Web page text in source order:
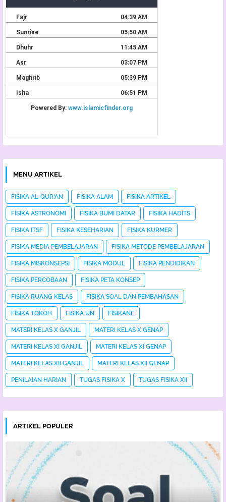
MENU ARTIKEL
FISIKA AL-QUR'AN FISIKA ALAM FISIKA ARTIKEL
FISIKA ASTRONOMI FISIKA BUMI DATAR FISIKA HADITS
FISIKA ITSF FISIKA KESEHARIAN FISIKA KURMER
FISIKA MEDIA PEMBELAJARAN FISIKA METODE PEMBELAJARAN
FISIKA MISKONSEPSI FISIKA MODUL FISIKA PENDIDIKAN
FISIKA PERCOBAAN FISIKA PETA KONSEP
FISIKA RUANG KELAS FISIKA SOAL DAN PEMBAHASAN
FISIKA TOKOH FISIKA UN FISIKANE
MATERI KELAS X GANJIL MATERI KELAS X GENAP
MATERI KELAS XI GANJIL MATERI KELAS XI GENAP
MATERI KELAS XII GANJIL MATERI KELAS XII GENAP
PENILAIAN HARIAN TUGAS FISIKA X TUGAS FISIKA XII
ARTIKEL POPULER